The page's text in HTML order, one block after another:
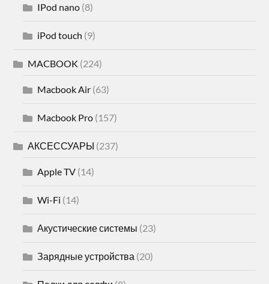
IPod nano (8)
iPod touch (9)
MACBOOK (224)
Macbook Air (63)
Macbook Pro (157)
АКСЕССУАРЫ (237)
Apple TV (14)
Wi-Fi (14)
Акустические системы (23)
Зарядные устройства (20)